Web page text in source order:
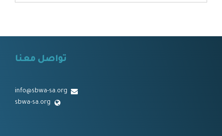
تواصل معنا
info@sbwa-sa.org
sbwa-sa.org